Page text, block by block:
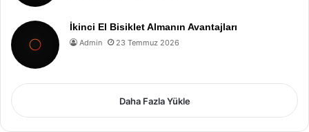
İkinci El Bisiklet Almanın Avantajları
Admin 23 Temmuz 2026
Daha Fazla Yükle